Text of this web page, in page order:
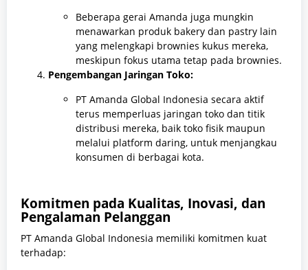
Beberapa gerai Amanda juga mungkin
menawarkan produk bakery dan pastry lain
yang melengkapi brownies kukus mereka,
meskipun fokus utama tetap pada brownies.
Pengembangan Jaringan Toko:
PT Amanda Global Indonesia secara aktif
terus memperluas jaringan toko dan titik
distribusi mereka, baik toko fisik maupun
melalui platform daring, untuk menjangkau
konsumen di berbagai kota.
Komitmen pada Kualitas, Inovasi, dan
Pengalaman Pelanggan
PT Amanda Global Indonesia memiliki komitmen kuat
terhadap: